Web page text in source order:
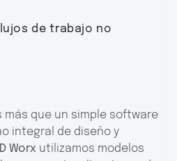
de trabajo no
más que un simple software
integral de diseño y
Worx utilizamos modelos